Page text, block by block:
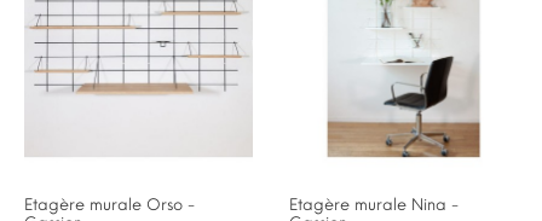
Etagère murale Orso -
Etagère murale Nina -